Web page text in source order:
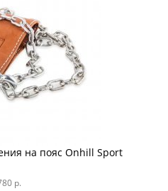
на пояс Onhill Sport
р.